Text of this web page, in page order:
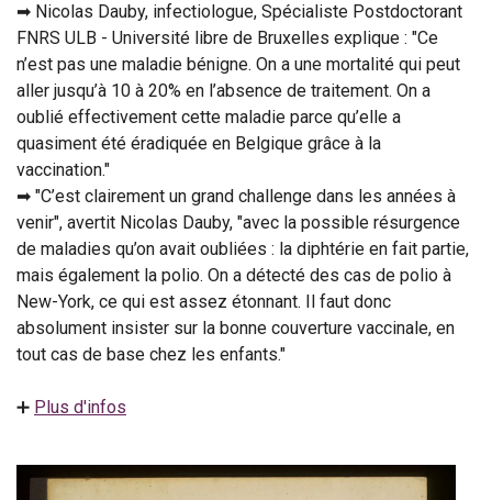
➡ Nicolas Dauby, infectiologue, Spécialiste Postdoctorant
FNRS ULB - Université libre de Bruxelles explique : "Ce
n’est pas une maladie bénigne. On a une mortalité qui peut
aller jusqu’à 10 à 20% en l’absence de traitement. On a
oublié effectivement cette maladie parce qu’elle a
quasiment été éradiquée en Belgique grâce à la
vaccination."
➡ "C’est clairement un grand challenge dans les années à
venir", avertit Nicolas Dauby, "avec la possible résurgence
de maladies qu’on avait oubliées : la diphtérie en fait partie,
mais également la polio. On a détecté des cas de polio à
New-York, ce qui est assez étonnant. Il faut donc
absolument insister sur la bonne couverture vaccinale, en
tout cas de base chez les enfants."
➕ Plus d'infos